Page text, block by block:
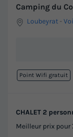
Camping du
Loubeyrat -
Point Wifi gratuit
CHALET 2
Meilleur prix pour